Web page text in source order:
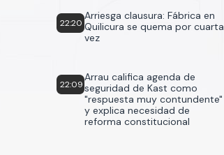
22:20
Arriesga clausura: Fábrica en
Quilicura se quema por cuarta
vez
22:09
Arrau califica agenda de
seguridad de Kast como
"respuesta muy contundente"
y explica necesidad de
reforma constitucional